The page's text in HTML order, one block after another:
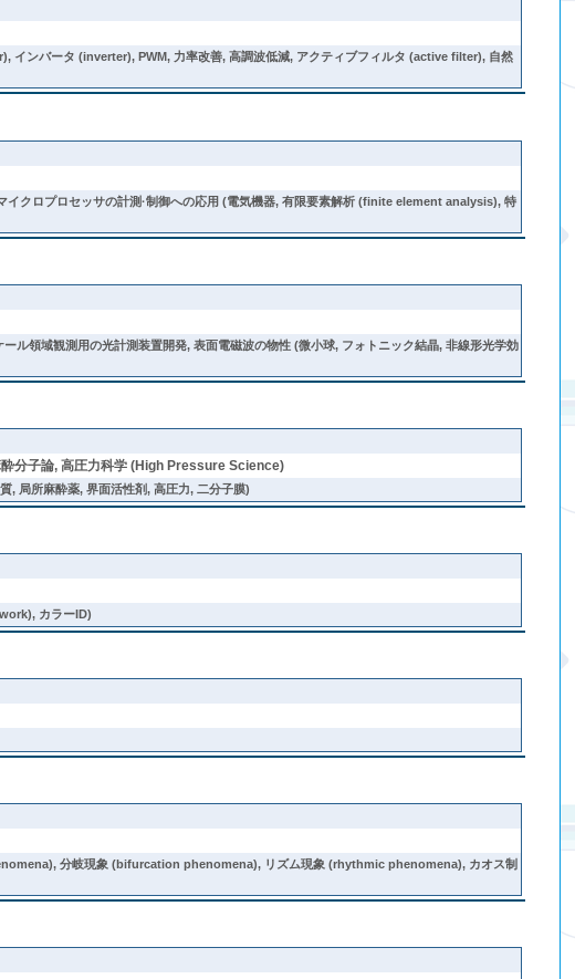
インバータ (inverter), PWM, 力率改善, 高調波低減, アクティブフィルタ (active filter), 自然
イクロプロセッサの計測·制御への応用 (電気機器, 有限要素解析 (finite element analysis), 特
ル領域観測用の光計測装置開発, 表面電磁波の物性 (微小球, フォトニック結晶, 非線形光学効
分子論, 高圧力科学 (High Pressure Science)
, 局所麻酔薬, 界面活性剤, 高圧力, 二分子膜)
カラーID)
分岐現象 (bifurcation phenomena), リズム現象 (rhythmic phenomena), カオス制